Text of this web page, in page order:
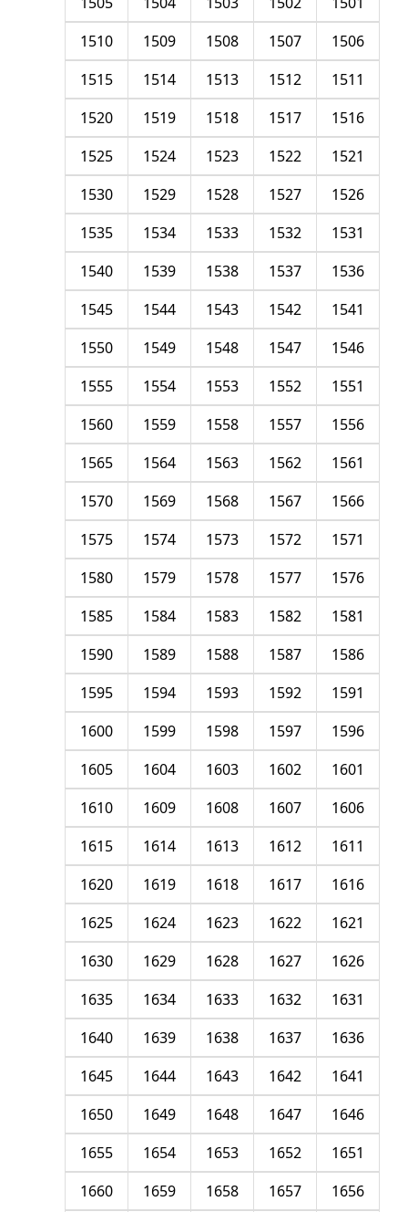
1506
1507
1508
1509
1510
1511
1512
1513
1514
1515
1516
1517
1518
1519
1520
1521
1522
1523
1524
1525
1526
1527
1528
1529
1530
1531
1532
1533
1534
1535
1536
1537
1538
1539
1540
1541
1542
1543
1544
1545
1546
1547
1548
1549
1550
1551
1552
1553
1554
1555
1556
1557
1558
1559
1560
1561
1562
1563
1564
1565
1566
1567
1568
1569
1570
1571
1572
1573
1574
1575
1576
1577
1578
1579
1580
1581
1582
1583
1584
1585
1586
1587
1588
1589
1590
1591
1592
1593
1594
1595
1596
1597
1598
1599
1600
1601
1602
1603
1604
1605
1606
1607
1608
1609
1610
1611
1612
1613
1614
1615
1616
1617
1618
1619
1620
1621
1622
1623
1624
1625
1626
1627
1628
1629
1630
1631
1632
1633
1634
1635
1636
1637
1638
1639
1640
1641
1642
1643
1644
1645
1646
1647
1648
1649
1650
1651
1652
1653
1654
1655
1656
1657
1658
1659
1660